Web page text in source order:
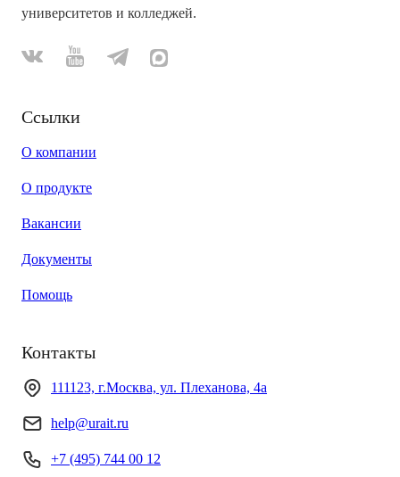
университетов и колледжей.
Ссылки
О компании
О продукте
Вакансии
Документы
Помощь
Контакты
111123, г.Москва, ул. Плеханова, 4а
help@urait.ru
+7 (495) 744 00 12